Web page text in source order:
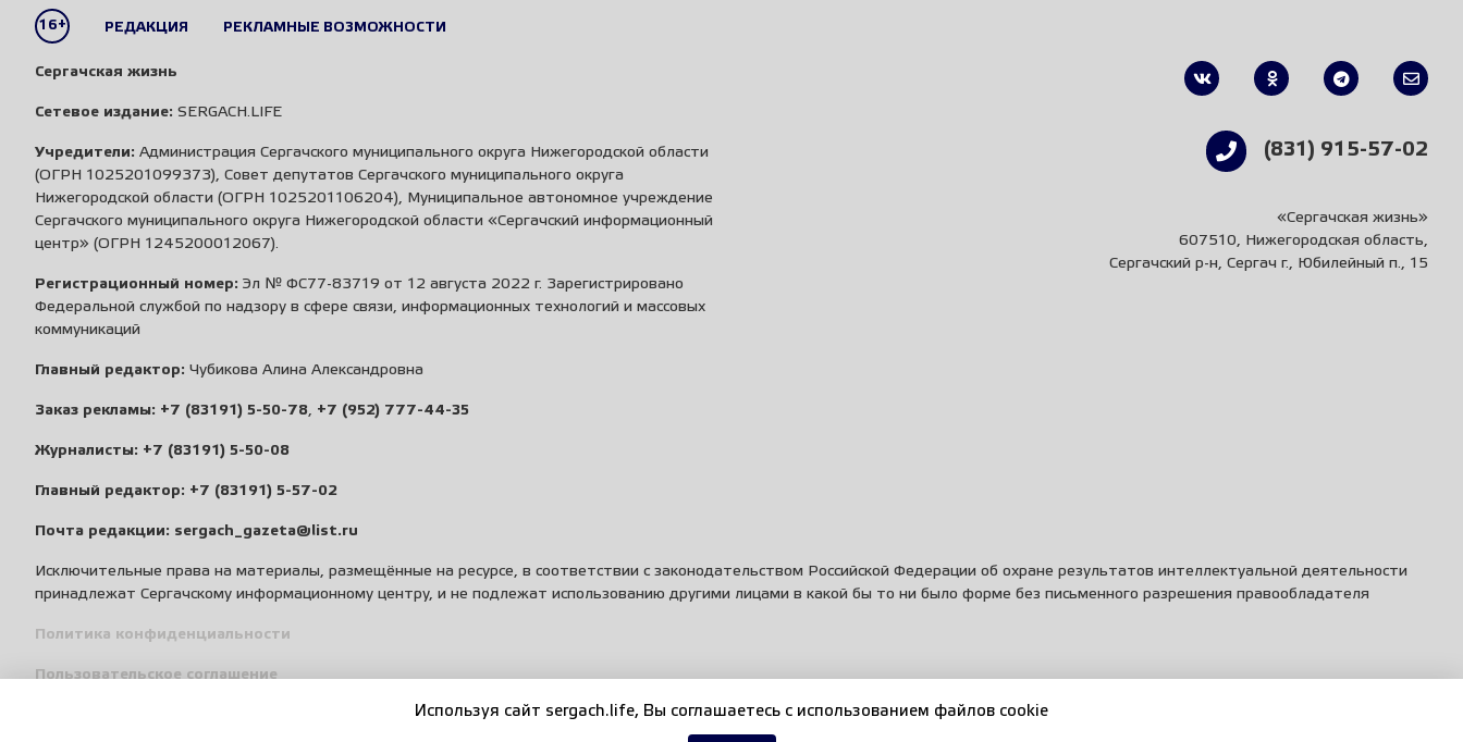
16+ РЕДАКЦИЯ РЕКЛАМНЫЕ ВОЗМОЖНОСТИ
Сергачская жизнь
Сетевое издание: SERGACH.LIFE
Учредители: Администрация Сергачского муниципального округа Нижегородской области
(ОГРН 1025201099373), Совет депутатов Сергачского муниципального округа
Нижегородской области (ОГРН 1025201106204), Муниципальное автономное учреждение
Сергачского муниципального округа Нижегородской области «Сергачский информационный
центр» (ОГРН 1245200012067).
Регистрационный номер: Эл № ФС77-83719 от 12 августа 2022 г. Зарегистрировано
Федеральной службой по надзору в сфере связи, информационных технологий и массовых
коммуникаций
Главный редактор: Чубикова Алина Александровна
Заказ рекламы: +7 (83191) 5-50-78, +7 (952) 777-44-35
Журналисты: +7 (83191) 5-50-08
Главный редактор: +7 (83191) 5-57-02
Почта редакции: sergach_gazeta@list.ru
(831) 915-57-02
«Сергачская жизнь»
607510, Нижегородская область,
Сергачский р-н, Сергач г., Юбилейный п., 15
Исключительные права на материалы, размещённые на ресурсе, в соответствии с законодательством Российской Федерации об охране результатов интеллектуальной деятельности
принадлежат Сергачскому информационному центру, и не подлежат использованию другими лицами в какой бы то ни было форме без письменного разрешения правообладателя
Политика конфиденциальности
Пользовательское соглашение
Используя сайт sergach.life, Вы соглашаетесь c использованием файлов cookie